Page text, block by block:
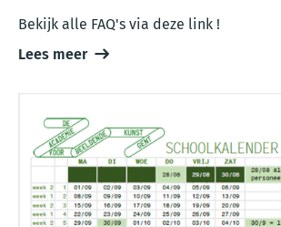
Bekijk alle FAQ's via deze link !
Lees meer